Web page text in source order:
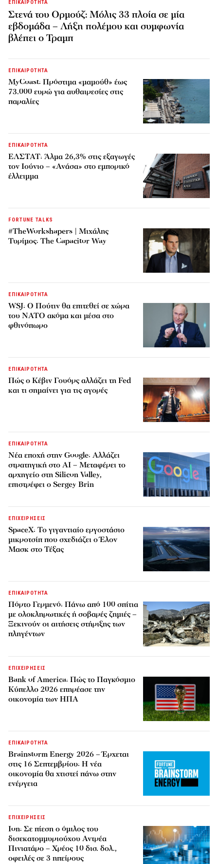
ΕΠΙΚΑΙΡΟΤΗΤΑ
Στενά του Ορμούζ: Μόλις 33 πλοία σε μία
εβδομάδα – Λήξη πολέμου και συμφωνία
βλέπει ο Τραμπ
ΕΠΙΚΑΙΡΟΤΗΤΑ
MyCoast: Πρόστιμα «μαμούθ» έως
73.000 ευρώ για αυθαιρεσίες στις
παραλίες
ΕΠΙΚΑΙΡΟΤΗΤΑ
ΕΛΣΤΑΤ: Άλμα 26,3% στις εξαγωγές
τον Ιούνιο – «Ανάσα» στο εμπορικό
έλλειμμα
FORTUNE TALKS
#TheWorkshapers | Μιχάλης
Τυρίμος: The Capacitor Way
ΕΠΙΚΑΙΡΟΤΗΤΑ
WSJ: Ο Πούτιν θα επιτεθεί σε χώρα
του ΝΑΤΟ ακόμα και μέσα στο
φθινόπωρο
ΕΠΙΚΑΙΡΟΤΗΤΑ
Πώς ο Κέβιν Γουόρς αλλάζει τη Fed
και τι σημαίνει για τις αγορές
ΕΠΙΚΑΙΡΟΤΗΤΑ
Νέα εποχή στην Google: Αλλάζει
στρατηγική στο AI – Μεταφέρει το
αρχηγείο στη Silicon Valley,
επιστρέφει ο Sergey Brin
ΕΠΙΧΕΙΡΗΣΕΙΣ
SpaceX: Το γιγαντιαίο εργοστάσιο
μικροτσίπ που σχεδιάζει ο Έλον
Μασκ στο Τέξας
ΕΠΙΚΑΙΡΟΤΗΤΑ
Πόρτο Γερμενό: Πάνω από 100 σπίτια
με ολοκληρωτικές ή σοβαρές ζημιές –
Ξεκινούν οι αιτήσεις στήριξης των
πληγέντων
ΕΠΙΧΕΙΡΗΣΕΙΣ
Bank of America: Πώς το Παγκόσμιο
Κύπελλο 2026 επηρέασε την
οικονομία των ΗΠΑ
ΕΠΙΚΑΙΡΟΤΗΤΑ
Brainstorm Energy 2026 – Έρχεται
στις 16 Σεπτεμβρίου: Η νέα
οικονομία θα χτιστεί πάνω στην
ενέργεια
ΕΠΙΧΕΙΡΗΣΕΙΣ
Ion: Σε πίεση ο όμιλος του
δισεκατομμυριούχου Αντρέα
Πινιατάρο – Χρέος 10 δισ. δολ.,
οφειλές σε 3 ηπείρους